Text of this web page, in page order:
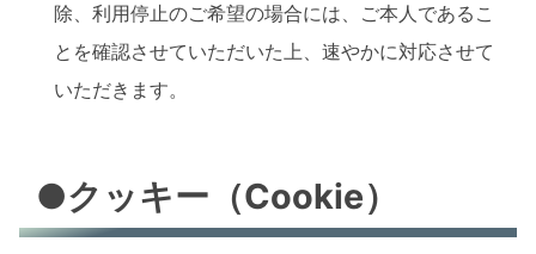
除、利用停止のご希望の場合には、ご本人であるこ
とを確認させていただいた上、速やかに対応させて
いただきます。
●クッキー（Cookie）